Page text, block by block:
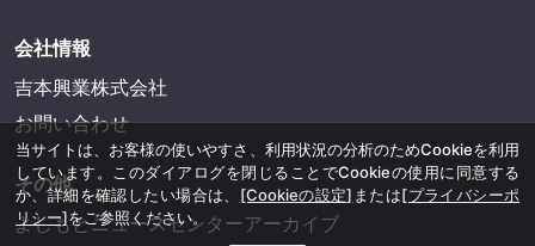
会社情報
吉本興業株式会社
お問い合わせ
その他
よしもとニュースセンターアーカイブ
当サイトは、お客様の使いやすさ、利用状況の分析のためCookieを利用
しています。このダイアログを閉じることでCookieの使用に同意する
か、詳細を確認したい場合は、 [Cookieの設定] または[プライバシーポ
リシー]をご参照ください。